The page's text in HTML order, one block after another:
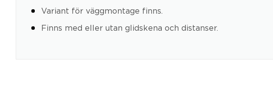
Variant för väggmontage finns.
Finns med eller utan glidskena och distanser.